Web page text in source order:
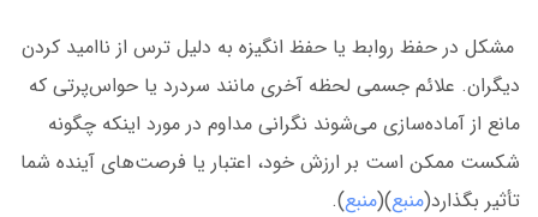
مشکل در حفظ روابط یا حفظ انگیزه به دلیل ترس از ناامید کردن
دیگران. علائم جسمی لحظه آخری مانند سردرد یا حواس‌پرتی که
مانع از آماده‌سازی می‌شوند نگرانی مداوم در مورد اینکه چگونه
شکست ممکن است بر ارزش خود، اعتبار یا فرصت‌های آینده شما
تأثیر بگذارد(منبع)(منبع).